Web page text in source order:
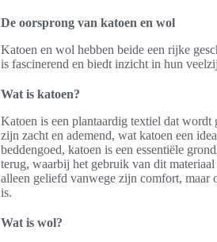
De oorsprong van katoen en wol
Katoen en wol hebben beide een rijke
is fascinerend en biedt inzicht in hun
Wat is katoen?
Katoen is een plantaardig textiel dat wordt
zijn zacht en ademend, wat katoen een
beddengoed, katoen is een essentiële
terug, waarbij het gebruik van dit
alleen geliefd vanwege zijn comfort, maar
is.
Wat is wol?